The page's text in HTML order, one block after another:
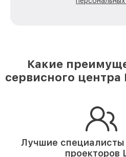
Какие
сервисного центра
Лучшие
проекторов